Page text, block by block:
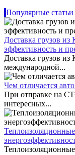
Популярные статьи
Доставка грузов
эффективность и
Доставка грузов
международной...
Чем отличается
При отправке на
интересных...